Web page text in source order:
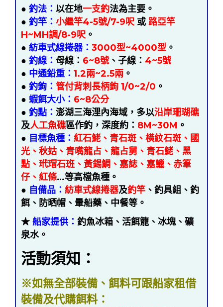
● 釣法： 以在地一支釣法為主要 。
● 釣竿： 小繼竿4-5號/7-9呎 或 路亞竿
H~MH調/8-9呎。
● 紡車式線捲器： 3000型~4000型 。
● 釣線： 母線： 6~8號、子線： 4~5號
● 中通鉛重： 1.2兩~2.5兩 。
● 釣鉤： 管付背刺長柄鉤 1/0~2/0 。
● 蝦餌大小： 6~8公分
● 釣點： 澎湖三海浬內海域，多以沿岸珊瑚礁
及人工魚礁區作釣，深度約： 8M~30M 。
● 目標魚種： 紅石鮱、青石斑、橫紋石斑、國
光、秋姑、青嘴龍占、龍占舅、青石鮱、黑
點、玳瑁石班、黃錫鯛、嘉誌、嘉鱲、赤筆
仔、紅條…等高檔魚種。
● 自備品： 紡車式線捲器及釣竿 、釣具組、釣
餌、防晒帽、暈船藥、中餐等。
★ 船家提供： 釣魚冰箱、活餌籠、冰塊、礦
泉水。
活動須知：
※如無全部裝備、餌料可跟船家租借
裝備及代購餌料：